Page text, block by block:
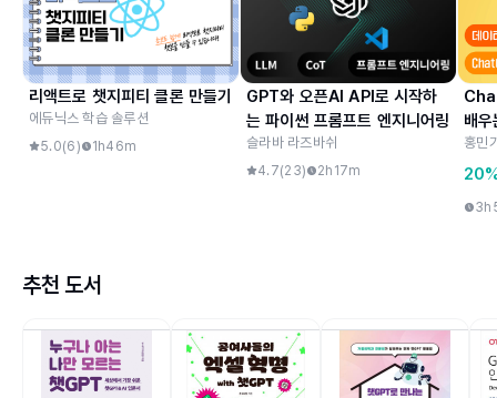
리액트로 챗지피티 클론 만들기
에듀닉스 학습 솔루션
5.0(6) 1h46m
GPT와 오픈AI API로 시작하
는 파이썬 프롬프트 엔지니어링
슬라바 라즈바쉬
4.7(23) 2h17m
배
전
홍민
추천 도서